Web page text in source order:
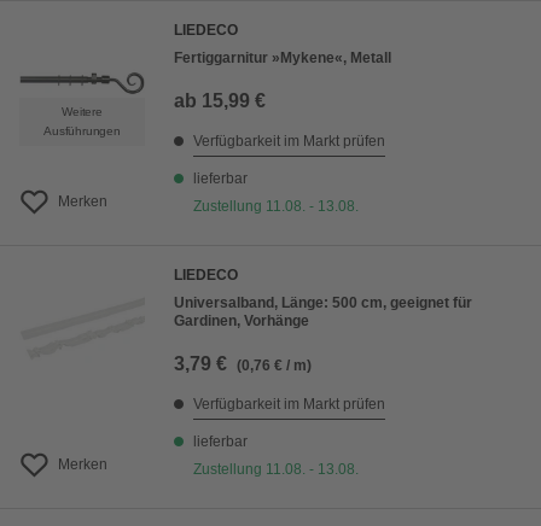
Weitere
Ausführungen
Merken
LIEDECO
Fertiggarnitur »Mykene«, Metall
ab 15,99 €
Verfügbarkeit im Markt prüfen
lieferbar
Zustellung 11.08. - 13.08.
Merken
LIEDECO
Universalband, Länge: 500 cm, geeignet für
Gardinen, Vorhänge
3,79 € (0,76 € / m)
Verfügbarkeit im Markt prüfen
lieferbar
Zustellung 11.08. - 13.08.